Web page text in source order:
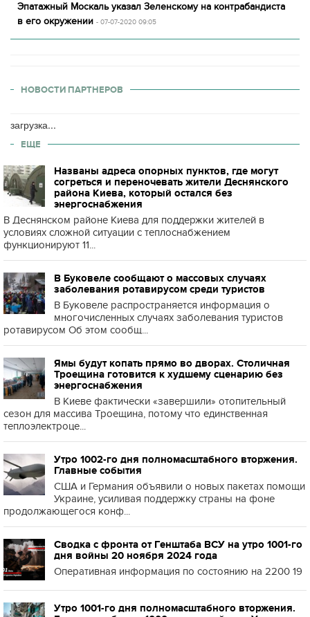
Эпатажный Москаль указал Зеленскому на контрабандиста
в его окружении - 07-07-2020 09:05
НОВОСТИ ПАРТНЕРОВ
загрузка...
ЕЩЕ
Названы адреса опорных пунктов, где могут
согреться и переночевать жители Деснянского
района Киева, который остался без
энергоснабжения
В Деснянском районе Киева для поддержки жителей в
условиях сложной ситуации с теплоснабжением
функционируют 11...
В Буковеле сообщают о массовых случаях
заболевания ротавирусом среди туристов
В Буковеле распространяется информация о
многочисленных случаях заболевания туристов
ротавирусом Об этом сообщ...
Ямы будут копать прямо во дворах. Столичная
Троещина готовится к худшему сценарию без
энергоснабжения
В Киеве фактически «завершили» отопительный
сезон для массива Троещина, потому что единственная
теплоэлектроце...
Утро 1002-го дня полномасштабного вторжения.
Главные события
США и Германия объявили о новых пакетах помощи
Украине, усиливая поддержку страны на фоне
продолжающегося конф...
Сводка с фронта от Генштаба ВСУ на утро 1001-го
дня войны 20 ноября 2024 года
Оперативная информация по состоянию на 2200 19
Утро 1001-го дня полномасштабного вторжения.